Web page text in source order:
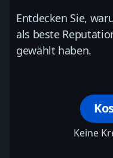
Entdecken Sie,
als beste
gewählt haben.
Keine